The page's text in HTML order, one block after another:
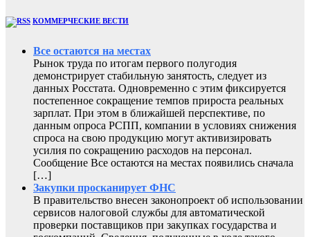
КОММЕРЧЕСКИЕ ВЕСТИ
Все остаются на местах
Рынок труда по итогам первого полугодия
демонстрирует стабильную занятость, следует из
данных Росстата. Одновременно с этим фиксируется
постепенное сокращение темпов прироста реальных
зарплат. При этом в ближайшей перспективе, по
данным опроса РСПП, компании в условиях снижения
спроса на свою продукцию могут активизировать
усилия по сокращению расходов на персонал.
Сообщение Все остаются на местах появились сначала
[…]
Закупки просканирует ФНС
В правительство внесен законопроект об использовании
сервисов налоговой службы для автоматической
проверки поставщиков при закупках государства и